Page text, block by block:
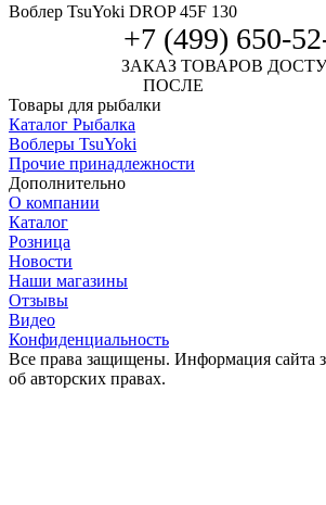
Воблер TsuYoki DROP 45F 130
+7 (499) 650-
ЗАКАЗ ТОВАРОВ
ПОСЛЕ
Товары для рыбалки
Каталог Рыбалка
Воблеры TsuYoki
Прочие принадлежности
Дополнительно
О компании
Каталог
Розница
Новости
Наши магазины
Отзывы
Видео
Конфиденциальность
Все права защищены. Информация сайта
об авторских правах.